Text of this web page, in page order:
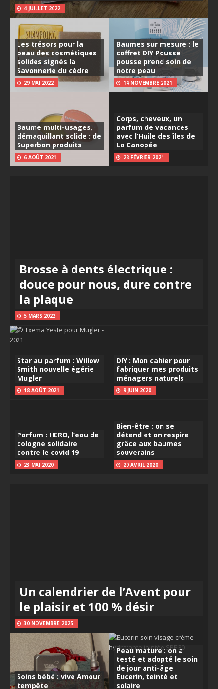
4 JUILLET 2022
Les trésors pour la
peau des cosmétiques
solides signés la
Savonnerie du cèdre
29 MAI 2022
Baumes sur mesure : le
coffret DIY Pousse
pousse prend soin de
notre peau
14 NOVEMBRE 2021
Baume multi-usages,
démaquillant solide : de
Superbon produits
6 AOÛT 2021
Corps, cheveux, un
parfum de vacances
avec l’Huile des îles de
La Canopée
28 FÉVRIER 2021
Brosse à dents électrique :
douce pour nous, dure contre
la plaque
5 MARS 2022
Star au parfum : Willow
Smith nouvelle égérie
Mugler
18 AOÛT 2021
DIY : Mon cahier pour
fabriquer mes produits
ménagers naturels
9 JUIN 2020
Parfum : HERO, l’eau de
cologne solidaire
contre le covid 19
23 MAI 2020
Bien-être : on se
détend et on respire
grâce aux baumes
souverains
20 AVRIL 2020
Un calendrier de l’Avent pour
le plaisir et 100 % désir
30 NOVEMBRE 2025
Soins bébé : vive Amour
tempête
Peau mature : on a
testé et adopté le soin
de jour anti-âge
Eucerin, teinté et
solaire